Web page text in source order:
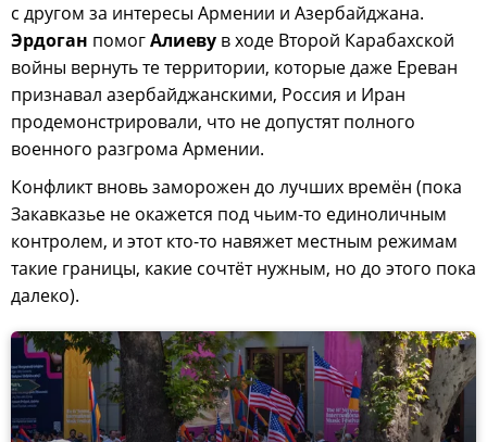
с другом за интересы Армении и Азербайджана.
Эрдоган помогАлиеву в ходе Второй Карабахской
войны вернуть те территории, которые даже Ереван
признавал азербайджанскими, Россия и Иран
продемонстрировали, что не допустят полного
военного разгрома Армении.
Конфликт вновь заморожен до лучших времён (пока
Закавказье не окажется под чьим-то единоличным
контролем, и этот кто-то навяжет местным режимам
такие границы, какие сочтёт нужным, но до этого пока
далеко).